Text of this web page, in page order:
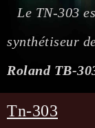
Le TN-303
synthétiseur
Roland TB-
Tn-303